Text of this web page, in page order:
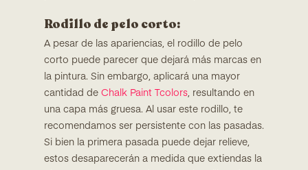
Rodillo de pelo corto:
A pesar de las apariencias, el rodillo de pelo
corto puede parecer que dejará más marcas en
la pintura. Sin embargo, aplicará una mayor
cantidad de Chalk Paint Tcolors, resultando en
una capa más gruesa. Al usar este rodillo, te
recomendamos ser persistente con las pasadas.
Si bien la primera pasada puede dejar relieve,
estos desaparecerán a medida que extiendas la